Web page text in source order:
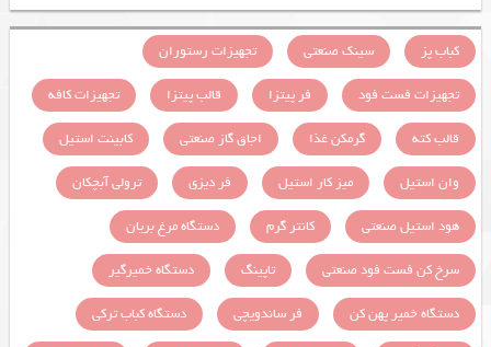
کباب پز سینک صنعتی
تجهیزات رستوران
تجهیزات فست فود
فر پیتزا قالب پیتزا
تجهیزات کافه
قالب کته
گرمکن غذا اجاق گاز صنعتی
کابینت استیل
وان استیل
میز کار استیل فر دیزی
ترولی آبچکان
هود استیل صنعتی
کانتر گرم
دستگاه مرغ بریان
سرخ کن فست فود صنعتی
تاپینگ
دستگاه خمیرگیر
دستگاه خمیر پهن کن
فر ساندویچی
دستگاه کباب ترکی